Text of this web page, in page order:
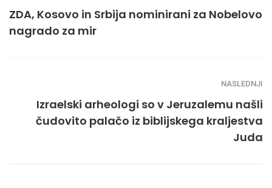
ZDA, Kosovo in Srbija nominirani za Nobelovo
nagrado za mir
NASLEDNJI
Izraelski arheologi so v Jeruzalemu našli
čudovito palačo iz biblijskega kraljestva
Juda